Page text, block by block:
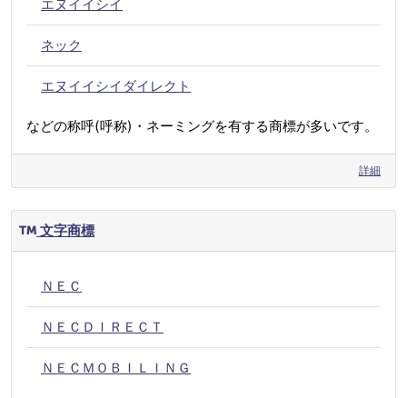
エヌイイシイ
ネック
エヌイイシイダイレクト
などの称呼(呼称)・ネーミングを有する商標が多いです。
詳細
文字商標
ＮＥＣ
ＮＥＣＤＩＲＥＣＴ
ＮＥＣＭＯＢＩＬＩＮＧ